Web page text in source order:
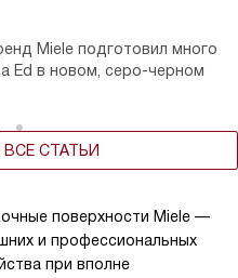
Miele подготовил много
Ed в новом, серо-черном
СТАТЬИ
поверхности Miele —
и профессиональных
при вполне